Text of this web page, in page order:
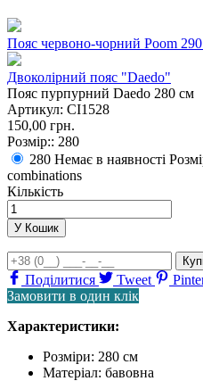
Пояс червоно-чорний Poom
Двоколірний пояс "Daedo"
Пояс пурпурний Daedo 280 см
Артикул: CI1528
150,00 грн.
Розмір:: 280
280 Немає в наявності
combinations
Кількість
У Кошик
Поділитися Tweet
Замовити в один клік
Характеристики:
Розміри: 280 см
Матеріал: бавовна